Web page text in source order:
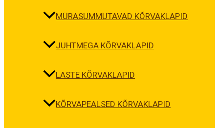
MÜRASUMMUTAVAD KÕRVAKLAPID
JUHTMEGA KÕRVAKLAPID
LASTE KÕRVAKLAPID
KÕRVAPEALSED KÕRVAKLAPID